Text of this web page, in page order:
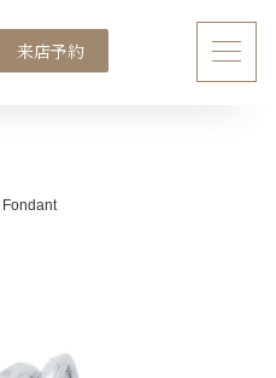
来店予約
Fondant